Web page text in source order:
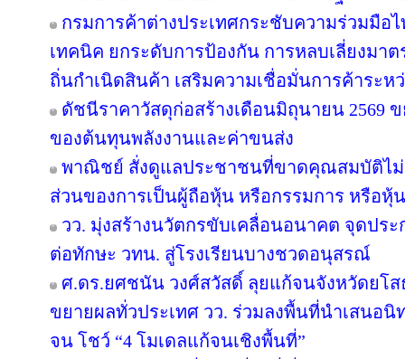
กรมการค้าต่างประเทศกระชับความร่วมมือ
เทคนิค ยกระดับการป้องกัน การหลบเลี่ยงมา
ถิ่นกำเนิดสินค้า เสริมความเชื่อมั่นการค้าระห
ดัชนีราคาวัสดุก่อสร้างเดือนมิถุนายน 2569
ของต้นทุนพลังงานและค่าขนส่ง
พาณิชย์ สั่งดูแลประชาชนที่ขาดคุณสมบัติไ
ส่วนของการเป็นผู้ถือหุ้น หรือกรรมการ หรือ
วว. มุ่งสร้างนวัตกรขับเคลื่อนอนาคต จุดปร
ต่อทักษะ วทน. สู่โรงเรียนบางชวดอนุสรณ์
ศ.ดร.ยศชนัน วงศ์สวัสดิ์ ลุยแก้จนจังหวัดยโส
ขยายผลทั่วประเทศ วว. ร่วมลงพื้นที่นำเสนอ
จน โชว์ “4 โมเดลแก้จนเชิงพื้นที่”